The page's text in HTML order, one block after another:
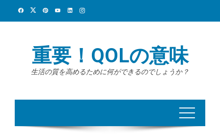
重要！QOLの意味
生活の質を高めるために何ができるのでしょうか？